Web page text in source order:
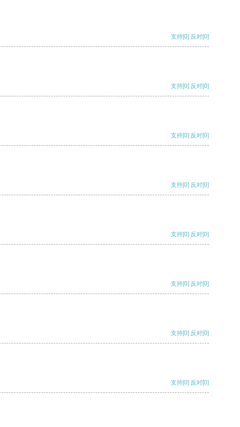
支持[0] 反对[0]
支持[0] 反对[0]
支持[0] 反对[0]
支持[0] 反对[0]
支持[0] 反对[0]
支持[0] 反对[0]
支持[0] 反对[0]
支持[0] 反对[0]